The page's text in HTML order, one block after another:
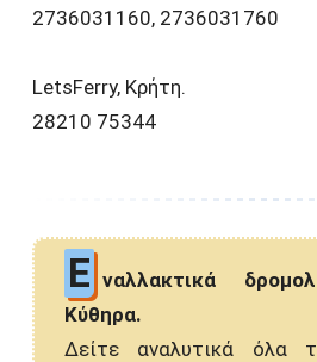
2736031160, 2736031760
LetsFerry, Κρήτη.
28210 75344
Ε ναλλακτικά
Κύθηρα.
Δείτε αναλυτικά όλα